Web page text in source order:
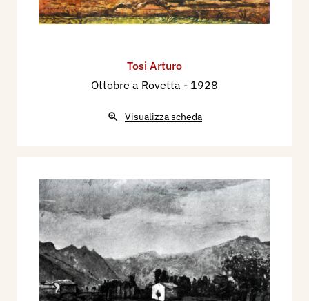
Tosi Arturo
Ottobre a Rovetta - 1928
Visualizza scheda